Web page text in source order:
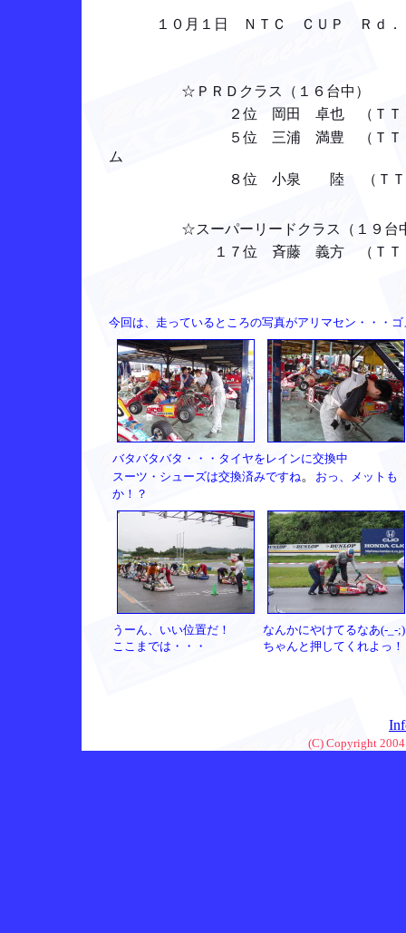
１０月１日 ＮＴＣ ＣＵＰ Ｒｄ．
☆ＰＲＤクラス（１６台中）
２位 岡田 卓也 （ＴＴ：
５位 三浦 満豊 （ＴＴ
ム
８位 小泉 陸 （ＴＴ： ２
☆スーパーリードクラス（１９台
１７位 斉藤 義方 （ＴＴ：１
今回は、走っているところの写真がアリマセン・・・ゴ
バタバタバタ・・・タイヤをレインに交換中
スーツ・シューズは交換済みですね。
おっ、メットも
か！？
うーん、いい位置だ！
ここまでは・・・
なんかにやけてるなあ(-_-;)
ちゃんと押してくれよっ！
(C) Copyright